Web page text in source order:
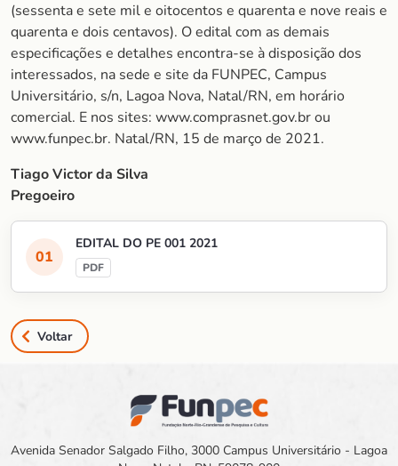
(sessenta e sete mil e oitocentos e quarenta e nove reais e
quarenta e dois centavos). O edital com as demais
especificações e detalhes encontra-se à disposição dos
interessados, na sede e site da FUNPEC, Campus
Universitário, s/n, Lagoa Nova, Natal/RN, em horário
comercial. E nos sites: www.comprasnet.gov.br ou
www.funpec.br. Natal/RN, 15 de março de 2021.
Tiago Victor da Silva
Pregoeiro
EDITAL DO PE 001 2021
Voltar
Avenida Senador Salgado Filho, 3000 Campus Universitário - Lagoa